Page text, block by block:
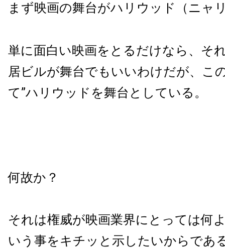
まず映画の舞台がハリウッド（ニャ
単に面白い映画をとるだけなら、そ
居ビルが舞台でもいいわけだが、こ
て”ハリウッドを舞台としている。
何故か？
それは権威が映画業界にとっては何
いう事をキチッと示したいからであ